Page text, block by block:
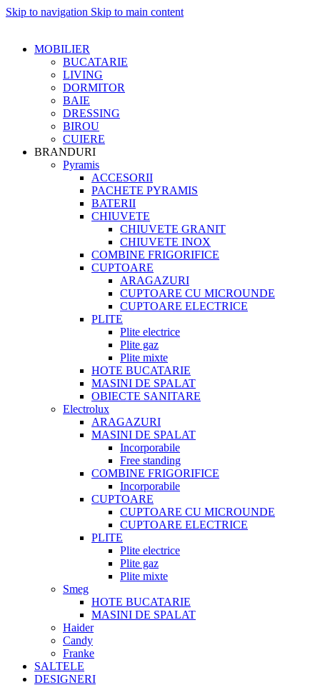
Skip to navigation Skip to main content
MOBILIER
BUCATARIE
LIVING
DORMITOR
BAIE
DRESSING
BIROU
CUIERE
BRANDURI
Pyramis
ACCESORII
PACHETE PYRAMIS
BATERII
CHIUVETE
CHIUVETE GRANIT
CHIUVETE INOX
COMBINE FRIGORIFICE
CUPTOARE
ARAGAZURI
CUPTOARE CU MICROUNDE
CUPTOARE ELECTRICE
PLITE
Plite electrice
Plite gaz
Plite mixte
HOTE BUCATARIE
MASINI DE SPALAT
OBIECTE SANITARE
Electrolux
ARAGAZURI
MASINI DE SPALAT
Incorporabile
Free standing
COMBINE FRIGORIFICE
Incorporabile
CUPTOARE
CUPTOARE CU MICROUNDE
CUPTOARE ELECTRICE
PLITE
Plite electrice
Plite gaz
Plite mixte
Smeg
HOTE BUCATARIE
MASINI DE SPALAT
Haider
Candy
Franke
SALTELE
DESIGNERI